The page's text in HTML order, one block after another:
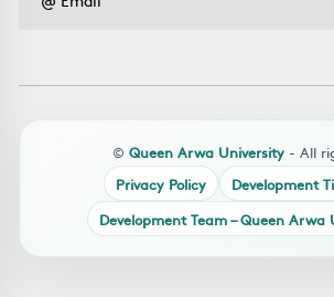
© Queen Arwa University - All
Privacy Policy
Development
Development Team – Queen Arwa